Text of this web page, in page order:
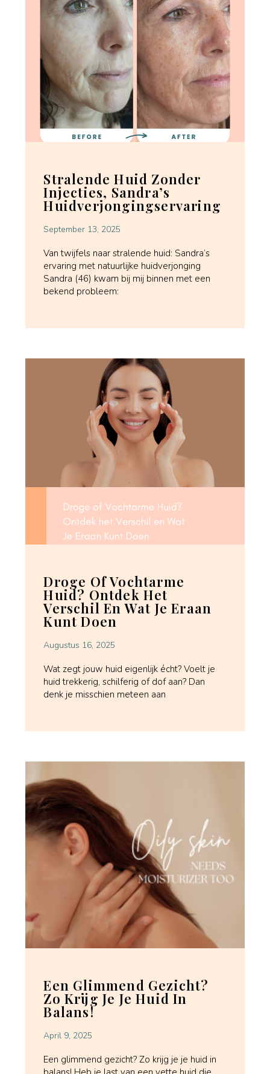
Stralende Huid Zonder
Injecties, Sandra’s
Huidverjongingservaring
September 13, 2025
Van twijfels naar stralende huid: Sandra’s
ervaring met natuurlijke huidverjonging
Sandra (46) kwam bij mij binnen met een
bekend probleem:
Droge Of Vochtarme
Huid? Ontdek Het
Verschil En Wat Je Eraan
Kunt Doen
Augustus 16, 2025
Wat zegt jouw huid eigenlijk écht? Voelt je
huid trekkerig, schilferig of dof aan? Dan
denk je misschien meteen aan
Een Glimmend Gezicht?
Zo Krijg Je Je Huid In
Balans!
April 9, 2025
Een glimmend gezicht? Zo krijg je je huid in